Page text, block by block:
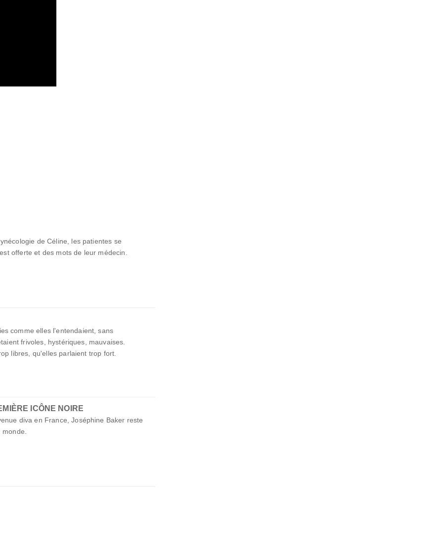
de Céline, les patientes se
offerte et des mots de leur médecin.
comme elles l'entendaient, sans
frivoles, hystériques, mauvaises.
libres, qu'elles parlaient trop fort.
ICÔNE NOIRE
diva en France, Joséphine Baker reste